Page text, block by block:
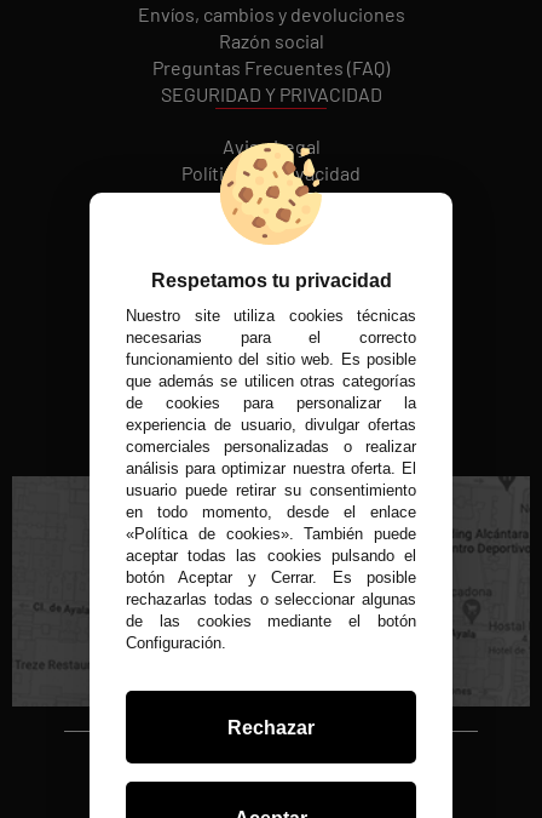
Envíos, cambios y devoluciones
Razón social
Preguntas Frecuentes (FAQ)
SEGURIDAD Y PRIVACIDAD
Aviso Legal
Política de Privacidad
Política de cookies
REDES SOCIALES
MÉTODOS DE PAGO
VISITA NUESTRA TIENDA FÍSICA
C/ Conde de Peñalver, 22 MADRID
Copyright © 2015-2026
Respetamos tu privacidad
Nuestro site utiliza cookies técnicas
necesarias para el correcto
funcionamiento del sitio web. Es posible
que además se utilicen otras categorías
de cookies para personalizar la
experiencia de usuario, divulgar ofertas
comerciales personalizadas o realizar
análisis para optimizar nuestra oferta. El
usuario puede retirar su consentimiento
en todo momento, desde el enlace
«Política de cookies». También puede
aceptar todas las cookies pulsando el
botón Aceptar y Cerrar. Es posible
rechazarlas todas o seleccionar algunas
de las cookies mediante el botón
Configuración.
Rechazar